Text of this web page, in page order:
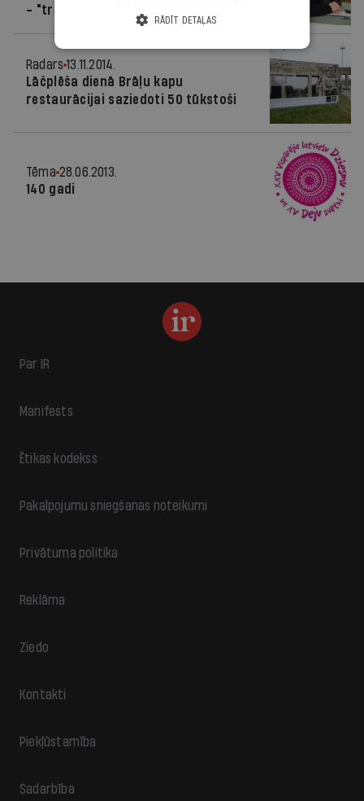
- "transporti"
Radars 13.11.2014.
Lāčplēša dienā Brāļu kapu
restaurācijai saziedoti 50 tūkstoši
Tēma 28.06.2013.
140 gadi
Par IR
Manifests
Ētikas kodekss
Pakalpojumu sniegšanas noteikumi
Privātuma politika
Reklāma
Ziedo
Kontakti
Piekļūstamība
Sadarbība
RĀDĪT DETAĻAS